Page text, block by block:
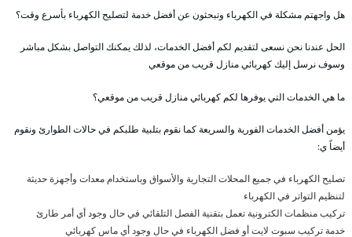
هل واجهتم مشكلة في الكهرباء وتبحثون عن أفضل خدمة لتصليح الكهرباء بأسرع وقت؟
الحل عندنا نحن نسعى لتقديم لكم أفضل الخدمات، لذلك يمكنك التواصل بشكل مباشر
وسوف نرسل إليك كهربائي منازل قريب من موقعي
ما هي الخدمات التي يوفرها لكم كهربائي منازل قريب من موقعي؟
يؤمن أفضل الخدمات الفورية والسريعة كما نقوم بتلبية طلبكم في حالات الطوارئ ونقوم
أيضاً ي:
تصليح الكهرباء في جميع المحلات التجارية والأسواق وباستخدام معدات وأجهزة حديثة
لتنظيم التواتر في الكهرباء
تركيب منظمات الكترونية تعمل بتقنية الفصل التلقائي في حال وجود أي أمر طارئ
خدمة تركيب سبوت لايت أو فضل الكهرباء في حال وجود أي ماس كهربائي